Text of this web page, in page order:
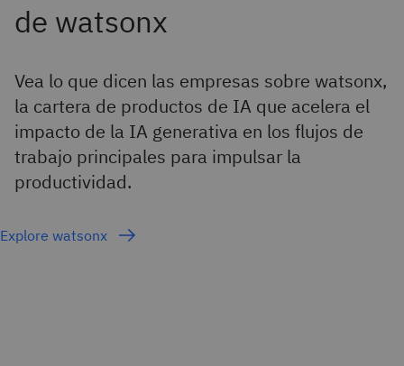
Vea lo que dicen las empresas sobre watsonx,
la cartera de productos de IA que acelera el
impacto de la IA generativa en los flujos de
trabajo principales para impulsar la
productividad.
Explore watsonx